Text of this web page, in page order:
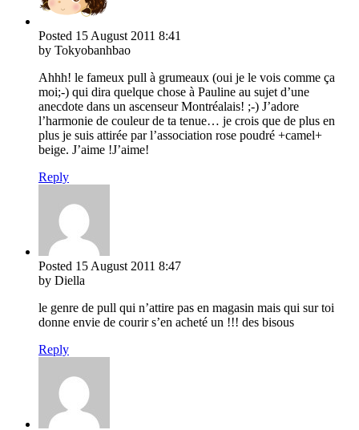
Posted 15 August 2011 8:41
by Tokyobanhbao
Ahhh! le fameux pull à grumeaux (oui je le vois comme ça
moi;-) qui dira quelque chose à Pauline au sujet d’une
anecdote dans un ascenseur Montréalais! ;-) J’adore
l’harmonie de couleur de ta tenue… je crois que de plus en
plus je suis attirée par l’association rose poudré +camel+
beige. J’aime !J’aime!
Reply
Posted 15 August 2011 8:47
by Diella
le genre de pull qui n’attire pas en magasin mais qui sur toi
donne envie de courir s’en acheté un !!! des bisous
Reply